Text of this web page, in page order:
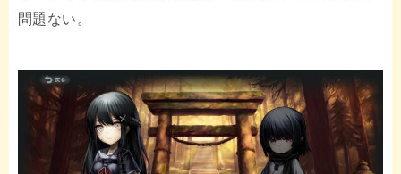
問題ない。